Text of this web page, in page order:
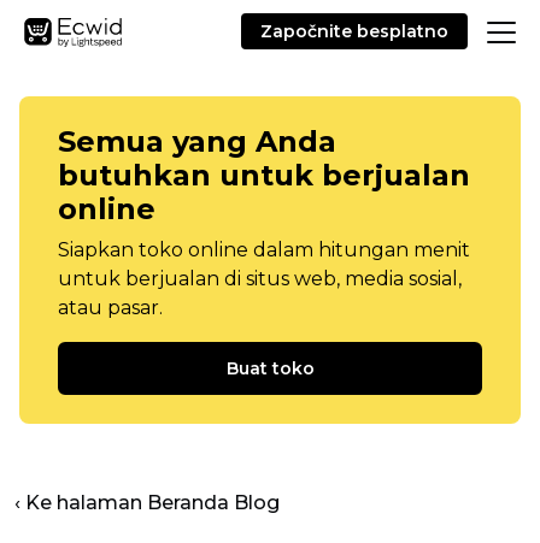
Započnite besplatno
Semua yang Anda
butuhkan untuk berjualan
online
Siapkan toko online dalam hitungan menit
untuk berjualan di situs web, media sosial,
atau pasar.
Buat toko
‹ Ke halaman Beranda Blog